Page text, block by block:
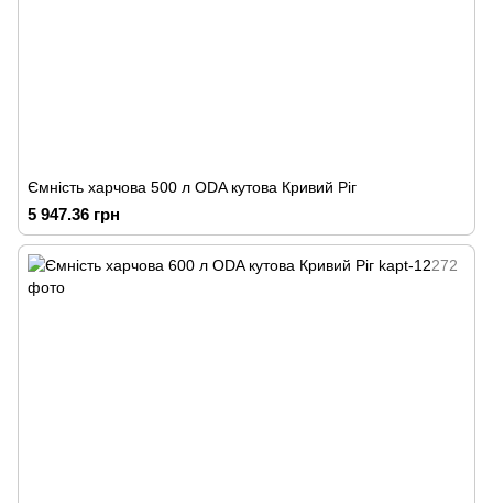
Ємність харчова 500 л ODA кутова Кривий Ріг
5 947.36 грн